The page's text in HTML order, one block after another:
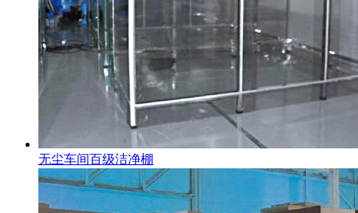
无尘车间百级洁净棚